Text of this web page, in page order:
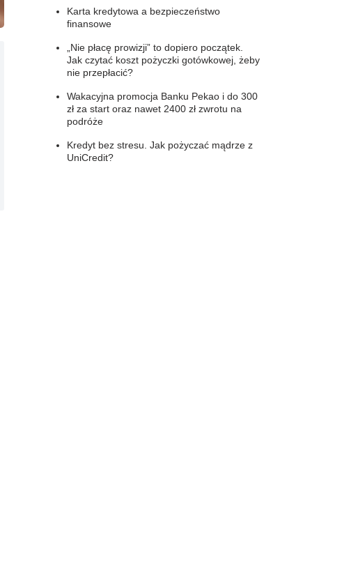
Karta kredytowa a bezpieczeństwo
finansowe
„Nie płacę prowizji” to dopiero początek.
Jak czytać koszt pożyczki gotówkowej, żeby
nie przepłacić?
Wakacyjna promocja Banku Pekao i do 300
zł za start oraz nawet 2400 zł zwrotu na
podróże
Kredyt bez stresu. Jak pożyczać mądrze z
UniCredit?